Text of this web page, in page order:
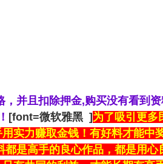
并且扣除押金,购买没有看到
[font=微软雅黑 ] 为了吸引更多
实力赚取金钱！有好料才能中
是高手的良心作品，都是用心